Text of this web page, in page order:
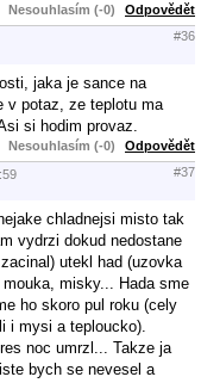
Nesouhlasím (-0) Odpovědět
#36
jaka je sance na
v potaz, ze teplotu ma
si hodim provaz.
Nesouhlasím (-0) Odpovědět
#37
chladnejsi misto tak
vydrzi dokud nedostane
utekl had (uzovka
misky... Hada sme
ho skoro pul roku (cely
i mysi a teploucko).
noc umrzl... Takze ja
bych se nevesel a